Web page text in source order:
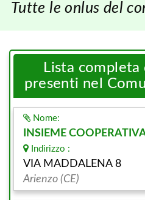
Tutte le onlus del
Lista completa
presenti nel
Nome:
INSIEME
Indirizzo :
VIA MADDALENA 8
Arienzo (CE)